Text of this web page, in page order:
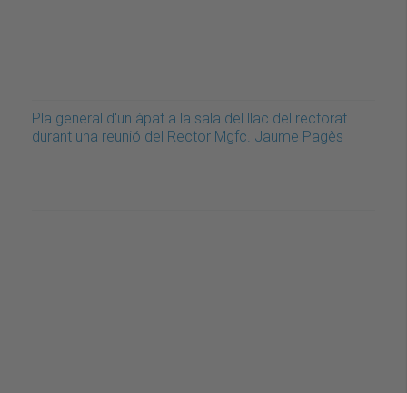
Pla general d'un àpat a la sala del llac del rectorat
durant una reunió del Rector Mgfc. Jaume Pagès